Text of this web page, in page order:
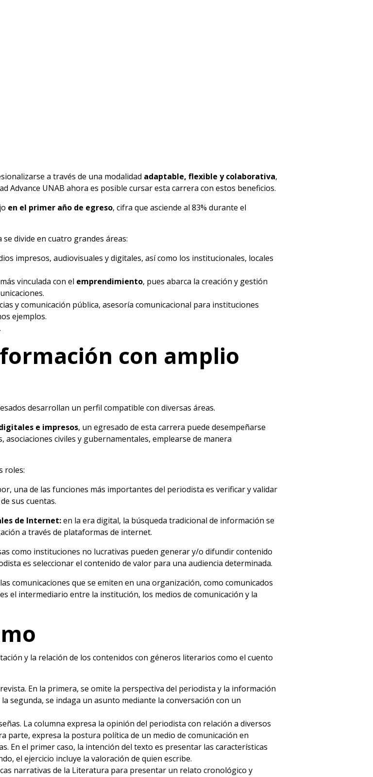
a través de una modalidad adaptable, flexible y colaborativa,
Advance UNAB ahora es posible cursar esta carrera con estos beneficios.
en el primer año de egreso, cifra que asciende al 83% durante el
divide en cuatro grandes áreas:
impresos, audiovisuales y digitales, así como los institucionales, locales
vinculada con el emprendimiento, pues abarca la creación y gestión
y comunicación pública, asesoría comunicacional para instituciones
ejemplos.
con amplio
desarrollan un perfil compatible con diversas áreas.
e impresos, un egresado de esta carrera puede desempeñarse
civiles y gubernamentales, emplearse de manera
roles:
una de las funciones más importantes del periodista es verificar y validar
sus cuentas.
de Internet:en la era digital, la búsqueda tradicional de información se
a través de plataformas de internet.
como instituciones no lucrativas pueden generar y/o difundir contenido
es seleccionar el contenido de valor para una audiencia determinada.
comunicaciones que se emiten en una organización, como comunicados
el intermediario entre la institución, los medios de comunicación y la
y la relación de los contenidos con géneros literarios como el cuento
En la primera, se omite la perspectiva del periodista y la información
segunda, se indaga un asunto mediante la conversación con un
La columna expresa la opinión del periodista con relación a diversos
parte, expresa la postura política de un medio de comunicación en
En el primer caso, la intención del texto es presentar las características
el ejercicio incluye la valoración de quien escribe.
narrativas de la Literatura para presentar un relato cronológico y